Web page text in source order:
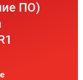
ПО)